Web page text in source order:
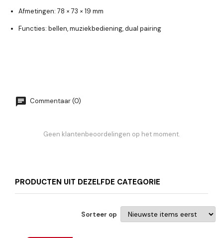
Afmetingen: 78 × 73 × 19 mm
Functies: bellen, muziekbediening, dual pairing
Commentaar (0)
Geen klantenbeoordelingen op het moment.
PRODUCTEN UIT DEZELFDE CATEGORIE
Sorteer op